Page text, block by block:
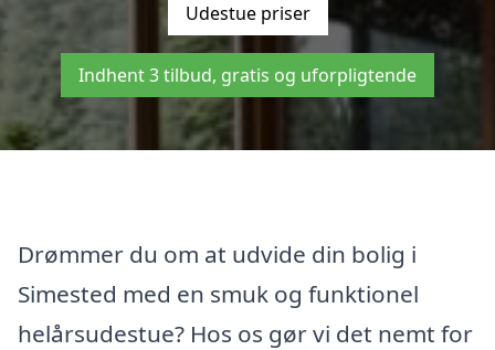
Udestue priser
Indhent 3 tilbud, gratis og uforpligtende
Drømmer du om at udvide din bolig i
Simested med en smuk og funktionel
helårsudestue? Hos os gør vi det nemt for